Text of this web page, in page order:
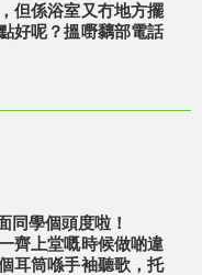
但係浴室又冇地方擺
好呢？搵嘢黐部電話
同學個頭度啦！
齊上堂嘅時候做啲違
耳筒喺手袖聽歌，托